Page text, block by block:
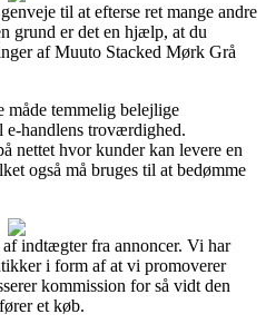
til at efterse ret mange andre
grund er det en hjælp, at du
af Muuto Stacked Mørk Grå
måde temmelig belejlige
e-handlens troværdighed.
nettet hvor kunder kan levere en
også må bruges til at bedømme
indtægter fra annoncer. Vi har
i form af at vi promoverer
kommission for så vidt den
et køb.